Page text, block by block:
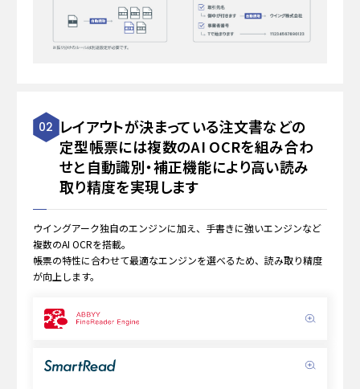
02 レイアウトが決まっている注文書などの
定型帳票には複数のAI OCRを組み合わ
せと自動識別・補正機能により高い読み
取り精度を実現します
ウイングアーク独自のエンジンに加え、手書きに強いエンジンなど
複数のAI OCRを搭載。
帳票の特性に合わせて最適なエンジンを選べるため、読み取り精度
が向上します。